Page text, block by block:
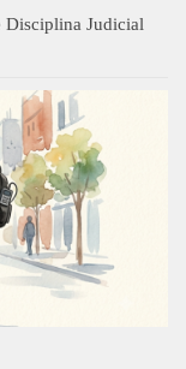
Disciplina Judicial